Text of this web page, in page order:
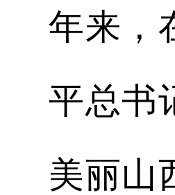
年来，
平总书
美丽山